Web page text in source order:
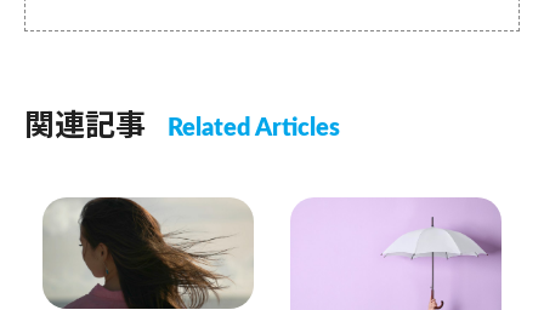
関連記事 Related Articles